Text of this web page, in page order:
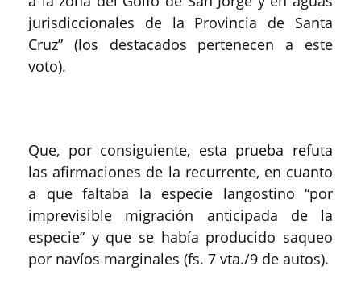
jurisdiccionales de la Provincia de Santa
Cruz” (los destacados pertenecen a este
voto).
Que, por consiguiente, esta prueba refuta
las afirmaciones de la recurrente, en cuanto
a que faltaba la especie langostino “por
imprevisible migración anticipada de la
especie” y que se había producido saqueo
por navíos marginales (fs. 7 vta./9 de autos).